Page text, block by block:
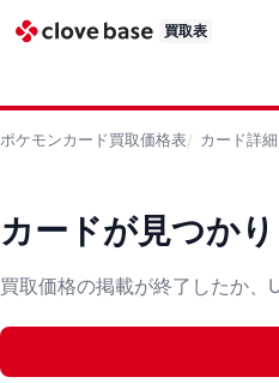
買取表
ポケモンカード買取価格表 カード詳細
カードが見つか
買取価格の掲載が終了したか、